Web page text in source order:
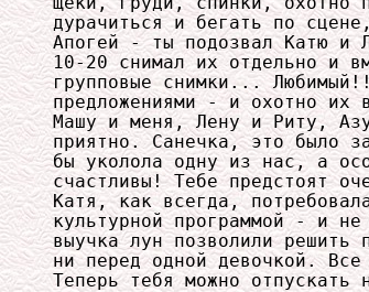
дурачиться и бегать по
Апогей - ты подозвал Катю и
10-20 снимал их отдельно и
групповые снимки...
предложениями - и охотно их
Машу и меня, Лену и Риту,
приятно. Санечка, это было
бы уколола одну из нас, а
счастливы! Тебе предстоят
Катя, как всегда,
культурной программой - и
выучка лун позволили
ни перед одной девочкой.
Теперь тебя можно